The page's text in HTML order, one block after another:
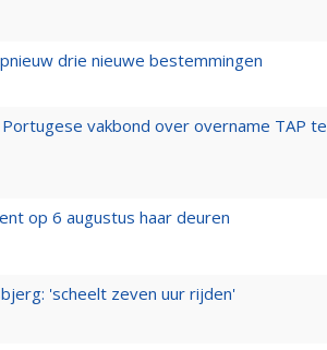
drie nieuwe bestemmingen
vakbond over overname TAP te
op 6 augustus haar deuren
'scheelt zeven uur rijden'